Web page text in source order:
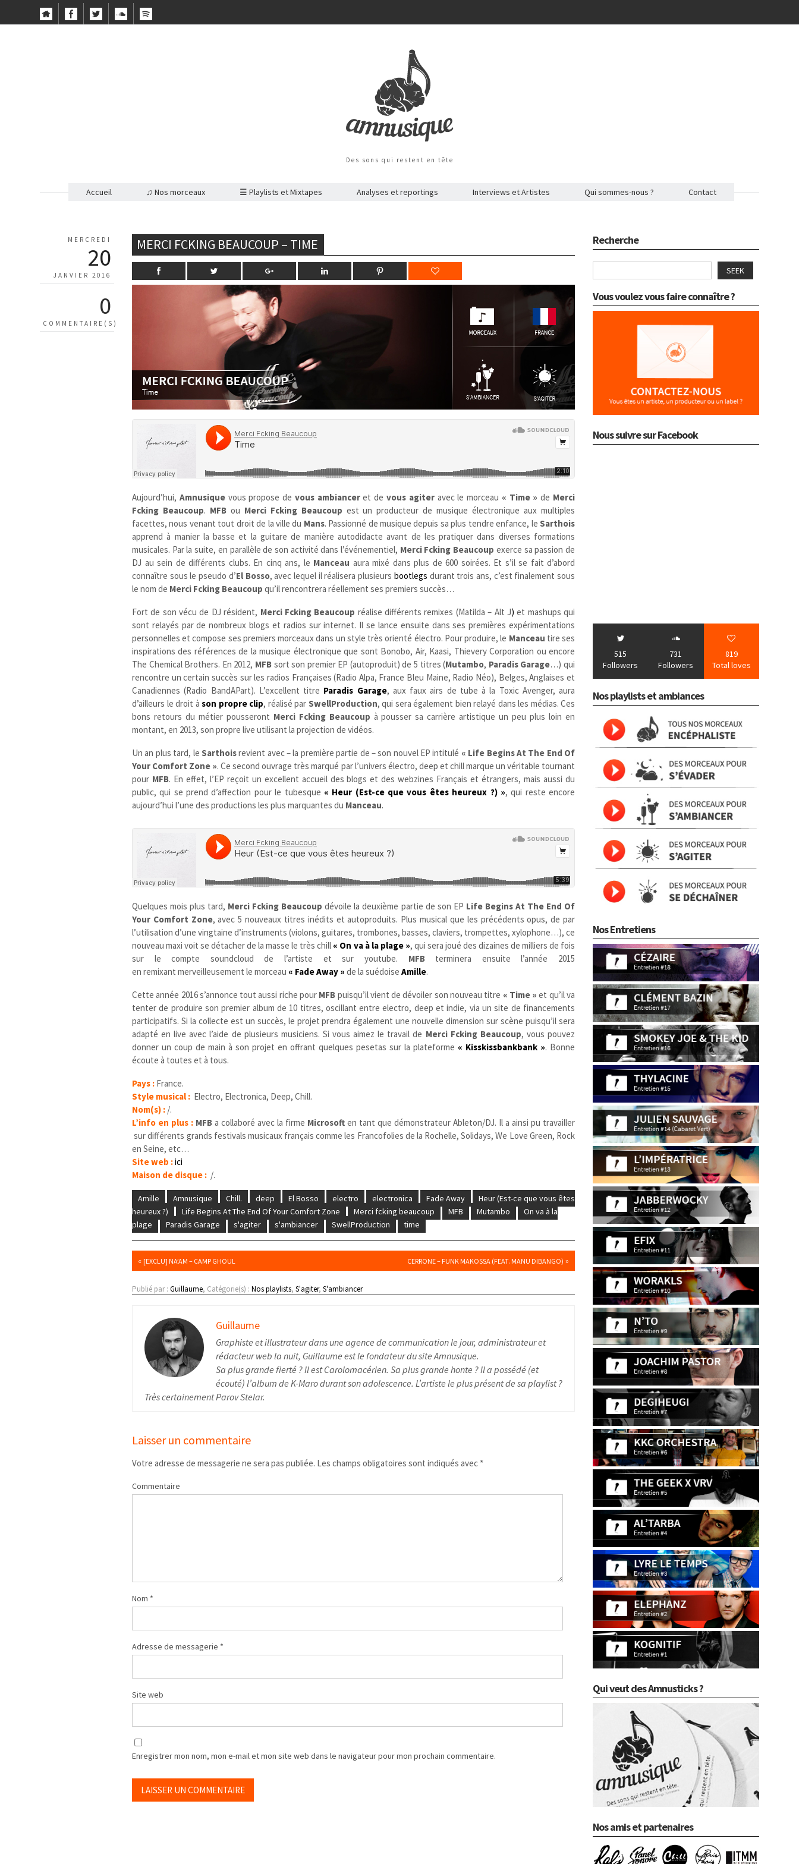
Des sons qui restent en tête
Accueil ♫ Nos morceaux ☰ Playlists et Mixtapes Analyses et reportings Interviews et Artistes Qui sommes-nous ? Contact
MERCREDI
20
JANVIER 2016
0
COMMENTAIRE(S)
MERCI FCKING BEAUCOUP – TIME
Aujourd’hui, Amnusiquevous propose de vous ambianceret devous agiteravec le morceau « Time » de Merci
Fcking Beaucoup. MFBou Merci Fcking Beaucoup est un producteur de musique électronique aux multiples
facettes, nous venant tout droit de la ville du Mans. Passionné de musique depuis sa plus tendre enfance, leSarthois
apprend à manier la basse et la guitare de manière autodidacte avant de les pratiquer dans diverses formations
musicales. Par la suite, en parallèle de son activité dans l’événementiel, Merci Fcking Beaucoup exerce sa passion de
DJ au sein de différents clubs. En cinq ans, le Manceau aura mixé dans plus de 600 soirées. Et s’il se fait d’abord
connaître sous le pseudo d’El Bosso, avec lequel il réalisera plusieurs bootlegs durant trois ans, c’est finalement sous
le nom de Merci Fcking Beaucoup qu’il rencontrera réellement ses premiers succès…
Fort de son vécu de DJ résident, Merci Fcking Beaucoup réalise différents remixes (Matilda – Alt J) et mashups qui
sont relayés par de nombreux blogs et radios sur internet. Il se lance ensuite dans ses premières expérimentations
personnelles et compose ses premiers morceaux dans un style très orienté électro. Pour produire, le Manceau tire ses
inspirations des références de la musique électronique que sont Bonobo, Air, Kaasi, Thievery Corporation ou encore
The Chemical Brothers. En 2012, MFBsort son premier EP (autoproduit) de 5 titres (Mutambo, Paradis Garage…) qui
rencontre un certain succès sur les radios Françaises (Radio Alpa, France Bleu Maine, Radio Néo), Belges, Anglaises et
Canadiennes (Radio BandAPart). L’excellent titre Paradis Garage, aux faux airs de tube à la Toxic Avenger, aura
d’ailleurs le droit àson propre clip, réalisé par SwellProduction, qui sera également bien relayé dans les médias. Ces
bons retours du métier pousseront Merci Fcking Beaucoup à pousser sa carrière artistique un peu plus loin en
montant, en 2013, son propre live utilisant la projection de vidéos.
Un an plus tard, le Sarthoisrevient avec – la première partie de – son nouvel EP intitulé « Life Begins At The End Of
Your Comfort Zone ». Ce second ouvrage très marqué par l’univers électro, deep et chill marque un véritable tournant
pour MFB. En effet, l’EP reçoit un excellent accueil des blogs et des webzines Français et étrangers, mais aussi du
public, qui se prend d’affection pour le tubesque « Heur (Est-ce que vous êtes heureux ?) », qui reste encore
aujourd’hui l’une des productions les plus marquantes du Manceau.
Quelques mois plus tard, Merci Fcking Beaucoup dévoile la deuxième partie de son EP Life Begins At The End Of
Your Comfort Zone, avec 5 nouveaux titres inédits et autoproduits. Plus musical que les précédents opus, de par
l’utilisation d’une vingtaine d’instruments (violons, guitares, trombones, basses, claviers, trompettes, xylophone…), ce
nouveau maxi voit se détacher de la masse le très chill « On va à la plage », qui sera joué des dizaines de milliers de fois
sur le compte soundcloud de l’artiste et sur youtube. MFBterminera ensuite l’année 2015
en remixant merveilleusement le morceau « Fade Away »de la suédoiseAmille.
Cette année 2016 s’annonce tout aussi riche pour MFB puisqu’il vient de dévoiler son nouveau titre « Time » et qu’il va
tenter de produire son premier album de 10 titres, oscillant entre electro, deep et indie, via un site de financements
participatifs. Si la collecte est un succès, le projet prendra également une nouvelle dimension sur scène puisqu’il sera
adapté en live avec l’aide de plusieurs musiciens. Si vous aimez le travail de Merci Fcking Beaucoup, vous pouvez
donner un coup de main à son projet en offrant quelques pesetas sur la plateforme « Kisskissbankbank ». Bonne
écoute à toutes et à tous.
Pays : France.
Style musical : Electro, Electronica, Deep, Chill.
Nom(s) : /.
L’info en plus : MFB a collaboré avec la firme Microsoft en tant que démonstrateur Ableton/DJ. Il a ainsi pu travailler
sur différents grands festivals musicaux français comme les Francofolies de la Rochelle, Solidays, We Love Green, Rock
en Seine, etc…
Site web :ici
Maison de disque : /.
Amille Amnusique Chill. deep El Bosso electro electronica Fade Away
Heur (Est-ce que vous êtes
heureux ?)
Life Begins At The End Of Your Comfort Zone Merci fcking beaucoup MFB Mutambo
On va à la
plage
Paradis Garage s'agiter s'ambiancer SwellProduction time
«[EXCLU] NA’AM – CAMP GHOUL CERRONE – FUNK MAKOSSA (FEAT. MANU DIBANGO) »
Publié par :Guillaume, Catégorie(s) :Nos playlists,S'agiter,S'ambiancer
Guillaume
Graphiste et illustrateur dans une agence de communication le jour, administrateur et
rédacteur web la nuit, Guillaume est le fondateur du site Amnusique.
Sa plus grande fierté ? Il est Carolomacérien. Sa plus grande honte ? Il a possédé (et
écouté) l’album de K-Maro durant son adolescence. L’artiste le plus présent de sa playlist ?
Très certainement Parov Stelar.
Laisser un commentaire
Votre adresse de messagerie ne sera pas publiée. Les champs obligatoires sont indiqués avec *
Commentaire
Nom *
Adresse de messagerie *
Site web
Enregistrer mon nom, mon e-mail et mon site web dans le navigateur pour mon prochain commentaire.
Recherche
SEEK
Vous voulez vous faire connaître ?
Nous suivre sur Facebook
515
Followers
731
Followers
819
Total loves
Nos playlists et ambiances
Nos Entretiens
Qui veut des Amnusticks ?
Nos amis et partenaires